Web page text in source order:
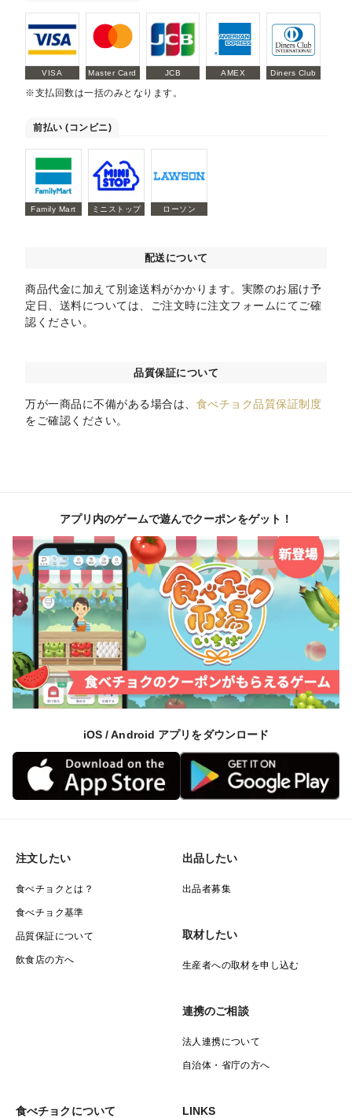
VISA Master Card JCB AMEX Diners Club
※支払回数は一括のみとなります。
前払い (コンビニ)
Family Mart ミニストップ ローソン
配送について
商品代金に加えて別途送料がかかります。実際のお届け予
定日、送料については、ご注文時に注文フォームにてご確
認ください。
品質保証について
万が一商品に不備がある場合は、 食べチョク品質保証制度
をご確認ください。
アプリ内のゲームで遊んでクーポンをゲット！
iOS / Android アプリをダウンロード
注文したい
食べチョクとは？
食べチョク基準
品質保証について
飲食店の方へ
出品したい
出品者募集
取材したい
生産者への取材を申し込む
連携のご相談
法人連携について
自治体・省庁の方へ
食べチョクについて LINKS